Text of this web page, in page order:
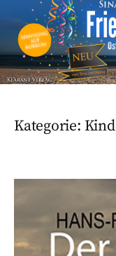
Kategorie: